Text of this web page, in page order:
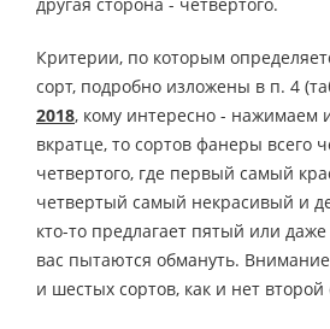
Критерии, по которым
сорт, подробно изложены в п. 4
2018, кому интересно - нажимаем
вкратце, то сортов фанеры всего
четвертого, где первый самый
четвертый самый некрасивый и
кто-то предлагает пятый или
вас пытаются обмануть.
и шестых сортов, как и нет второй